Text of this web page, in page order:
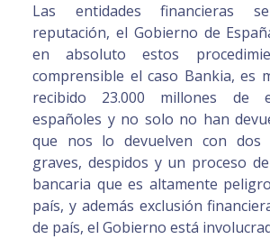
Las entidades financieras
reputación, el Gobierno de
en absoluto estos
comprensible el caso Bankia, es
recibido 23.000 millones de
españoles y no solo no han
que nos lo devuelven con dos
graves, despidos y un proceso
bancaria que es altamente
país, y además exclusión
de país, el Gobierno está